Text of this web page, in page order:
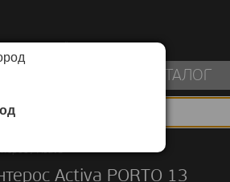
ПОКРЫТИЙ
КАТАЛОГ
/Activa
Activa PORTO 13